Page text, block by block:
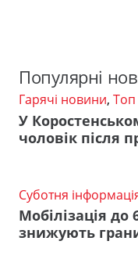
Популярні
Гарячі новини,
У
чоловік після
Суботня
Мобілізація до
знижують